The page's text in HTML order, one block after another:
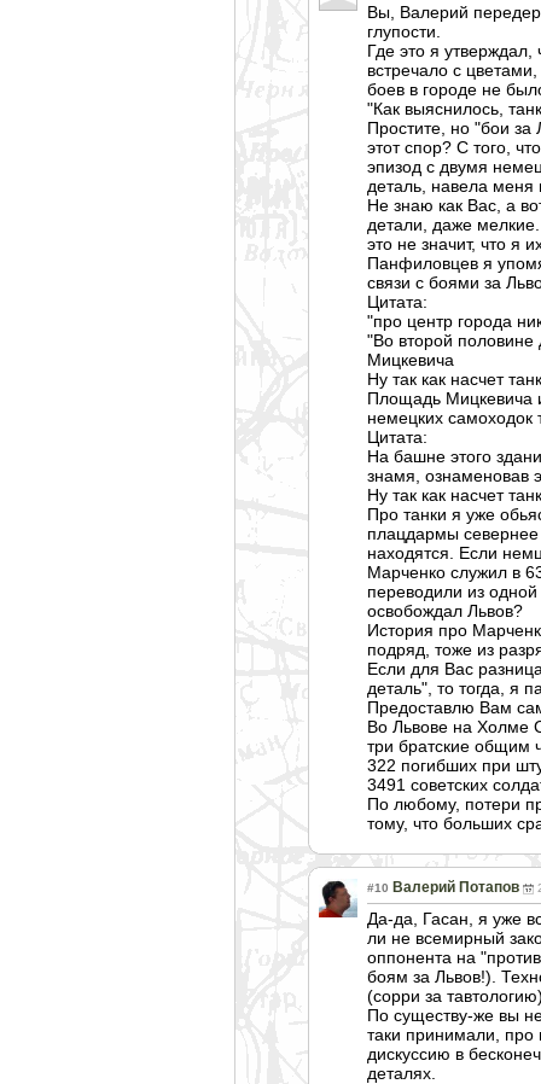
Вы, Валерий
глупости.
Где это я
встречало с
боев в городе не
"Как выяснилось,
Простите, но "бои за
этот спор? С того,
эпизод с двумя
деталь, навела меня
Не знаю как Вас, а
детали, даже
это не значит, что я
Панфиловцев я
связи с боями за
Цитата:
"про центр города
"Во второй
Мицкевича
Ну так как насчет
Площадь Мицкевича
немецких
Цитата:
На башне этого
знамя, ознаменовав
Ну так как насчет
Про танки я уже
плацдармы
находятся. Если
Марченко служил в
переводили из
освобождал Львов?
История про
подряд, тоже из
Если для Вас
деталь", то тогда, я
Предоставлю Вам
Во Львове на Холме
три братские общим
322 погибших при
3491 советских
По любому, потери
тому, что больших
#10 Валерий Потапов
Да-да, Гасан, я уже
ли не всемирный
оппонента на
боям за Львов!).
(сорри за
По существу-же вы
таки принимали, про
дискуссию в
деталях.